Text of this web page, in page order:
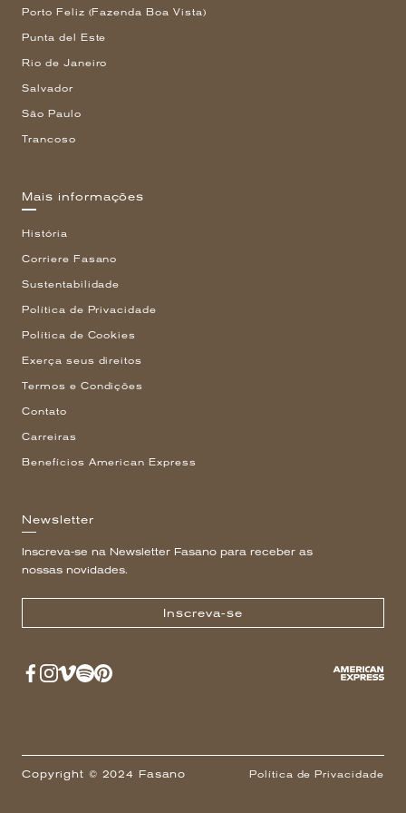
Porto Feliz (Fazenda Boa Vista)
Punta del Este
Rio de Janeiro
Salvador
São Paulo
Trancoso
Mais informações
História
Corriere Fasano
Sustentabilidade
Política de Privacidade
Política de Cookies
Exerça seus direitos
Termos e Condições
Contato
Carreiras
Benefícios American Express
Newsletter
Inscreva-se na Newsletter Fasano para receber as
nossas novidades.
Inscreva-se
Copyright © 2024 Fasano Política de Privacidade